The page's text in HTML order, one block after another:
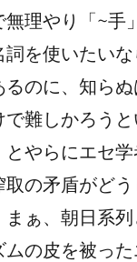
理やり「~手
を使いたい
るのに、知ら
難しかろう
やらにエセ
の矛盾がど
ぁ、朝日系
の皮を被っ